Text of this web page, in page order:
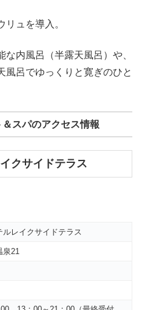
ュを導入。
内風呂（半露天風呂）や、
風呂でゆっくりと寛ぎのひと
スパのアクセス情報
クサイドテラス
レイクサイドテラス
泉21